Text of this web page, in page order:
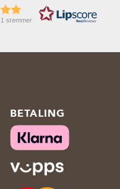
stemmer
BETALING